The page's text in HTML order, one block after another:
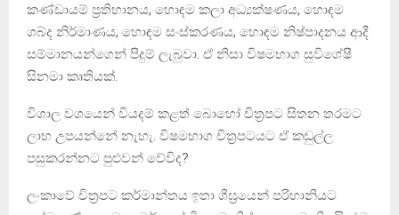
කණ්ඩායම් ප්‍රතිභානය, හොඳම කලා අධ්‍යක්ෂණය, හොඳම
ශබ්ද නිර්මාණය, හොඳම සංස්කරණය, හොඳම නිෂ්පාදනය ආදී
සම්මානයන්ගෙන් පිදුම් ලැබුවා. ඒ නිසා විෂමභාග සුවිශේෂී
සිනමා කෘතියක්.
විශාල වශයෙන් වියදම් කළත් බොහෝ චිත්‍රපට සිතන තරමට
ලාභ උපයන්නේ නැහැ. විෂමභාග චිත්‍රපටයට ඒ කඩුල්ල
පසුකරන්නට පුළුවන් වේවිද?
ලංකාවේ චිත්‍රපට කර්මාන්තය ඉතා ශීඝ්‍රයෙන් පරිහානියට